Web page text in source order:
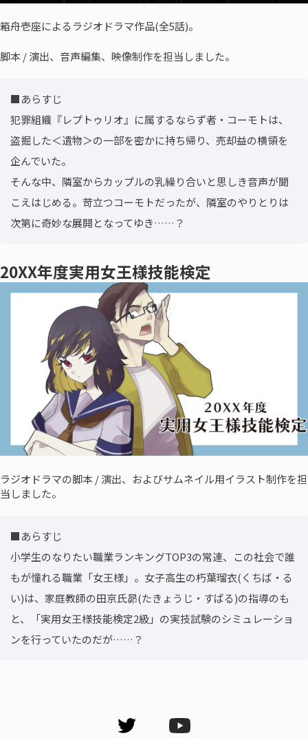
箱舟壱座によるラジオドラマ作品(全5話)。
脚本 / 演出、音声編集、映像制作を担当しました。
■あらすじ
犯罪組織『レプトゥリオ』に属するならず者・コーモトは、
盗掘した＜遺物＞の一部を密かに持ち帰り、売却益の横領を
企んでいた。
そんな中、隣室からカップルの乳繰り合いと思しき音声が聞
こえはじめる。苛立つコーモトだったが、隣室のやりとりは
次第に奇妙な展開となってゆき……？
20XX年度実用女王様技能検定
ラジオドラマの脚本 / 演出、およびサムネイル用イラスト制作を担
当しました。
■あらすじ
小学生のなりたい職業ランキングTOP3の常連、この社会で誰
もが憧れる職業「女王様」。女子高生の朽葉瑠衣(くちば・る
い)は、家庭教師の田京氏昴(たきょうじ・すばる)の指導のも
と、「実用女王様技能検定2級」の実技試験のシミュレーショ
ンを行っていたのだが……？